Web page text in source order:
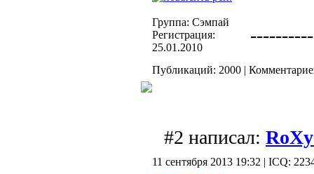
Группа: Сэмпай
Регистрация:
25.01.2010
Публикаций: 2000 |
#2 написал:
11 сентября 2013 19:32 | ICQ: